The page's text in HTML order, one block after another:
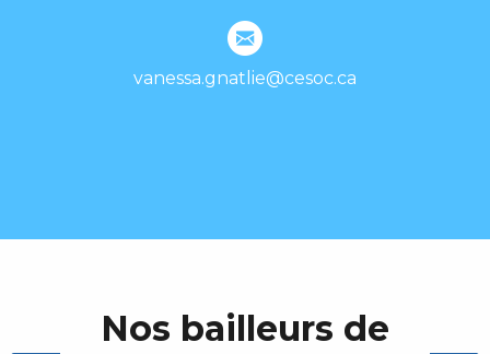
vanessa.gnatlie@cesoc.ca
Nos bailleurs de